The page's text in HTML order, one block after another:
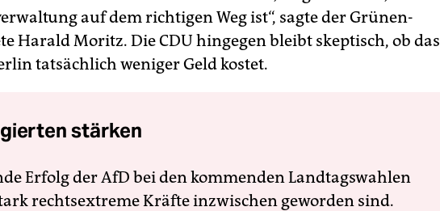
auf dem richtigen Weg ist“, sagte der Grünen-
Harald Moritz. Die CDU hingegen bleibt skeptisch, ob das
tatsächlich weniger Geld kostet.
stärken
Erfolg der AfD bei den kommenden Landtagswahlen
rechtsextreme Kräfte inzwischen geworden sind.